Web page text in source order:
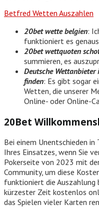
Betfred Wetten Auszahlen
20bet wette belgien:
funktioniert es
20bet wettquoten
summieren, es
Deutsche
finden: Es gibt sogar
Wetten, die unserer
Online- oder Online-
20Bet
Bei einem Unentschieden
Ihres Einsatzes, wenn Sie
Pokerseite von 2023 mit
Community, um diese
funktioniert die Auszahlung
kürzester Zeit kostenlos
das Spielen vieler Karten